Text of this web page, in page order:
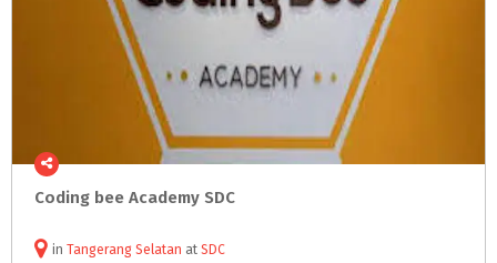
Coding bee Academy SDC
in Tangerang Selatan at SDC